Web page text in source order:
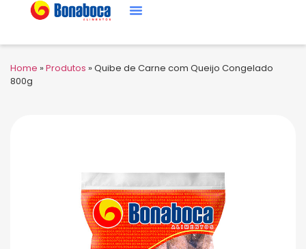
Home »Produtos »Quibe de Carne com Queijo Congelado
800g